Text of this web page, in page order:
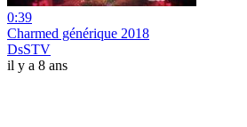
0:39
Charmed générique 2018
DsSTV
il y a 8 ans